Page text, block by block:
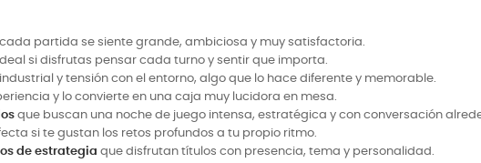
partida se siente grande, ambiciosa y muy satisfactoria.
si disfrutas pensar cada turno y sentir que importa.
y tensión con el entorno, algo que lo hace diferente y memorable.
y lo convierte en una caja muy lucidora en mesa.
que buscan una noche de juego intensa, estratégica y con conversación
si te gustan los retos profundos a tu propio ritmo.
de estrategia que disfrutan títulos con presencia, tema y personalidad.